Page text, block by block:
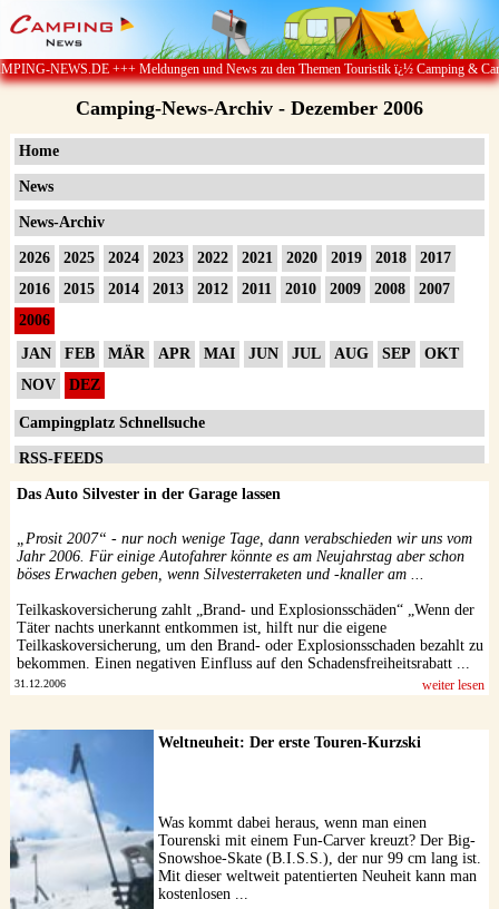
+++ Meldungen und News zu den Themen Touristik ï¿½ Camping & Caravan ï¿½
Camping-News-Archiv - Dezember 2006
Home
News
News-Archiv
2026 2025 2024 2023 2022 2021 2020 2019 2018
2017
2016
2015 2014 2013 2012 2011 2010 2009 2008
2007
2006
JAN
FEB MÄR APR MAI JUN JUL AUG SEP
OKT
NOV
DEZ
Campingplatz Schnellsuche
RSS-FEEDS
Impressum
Datenschutzerklärung
Das Auto Silvester in der Garage lassen
„Prosit 2007“ - nur noch wenige Tage, dann verabschieden wir uns vom
Jahr 2006. Für einige Autofahrer könnte es am Neujahrstag aber schon
böses Erwachen geben, wenn Silvesterraketen und -knaller am ...
Teilkaskoversicherung zahlt „Brand- und Explosionsschäden“ „Wenn der
Täter nachts unerkannt entkommen ist, hilft nur die eigene
Teilkaskoversicherung, um den Brand- oder Explosionsschaden bezahlt zu
bekommen. Einen negativen Einfluss auf den Schadensfreiheitsrabatt ...
31.12.2006 weiter lesen
Weltneuheit: Der erste Touren-Kurzski
Was kommt dabei heraus, wenn man einen
Tourenski mit einem Fun-Carver kreuzt? Der Big-
Snowshoe-Skate (B.I.S.S.), der nur 99 cm lang ist.
Mit dieser weltweit patentierten Neuheit kann man
kostenlosen ...